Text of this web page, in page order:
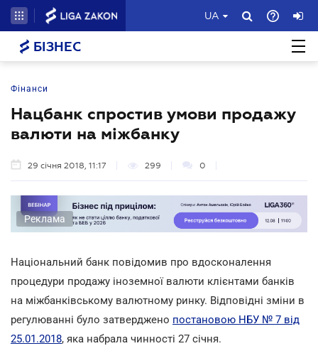
UA
БІЗНЕС
Фінанси
Нацбанк спростив умови продажу
валюти на міжбанку
29 січня 2018, 11:17 299 0
Реклама
Національний банк повідомив про вдосконалення
процедури продажу іноземної валюти клієнтами банків
на міжбанківському валютному ринку. Відповідні зміни в
регулюванні було затверджено постановою НБУ № 7 від
25.01.2018, яка набрала чинності 27 січня.